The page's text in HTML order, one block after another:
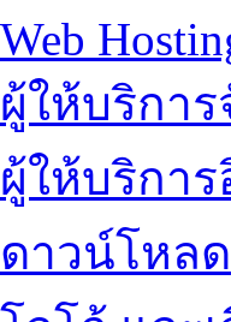
Web
ผู้ให้บริกา
ผู้ให้บริการ
ดาวน์โหลด